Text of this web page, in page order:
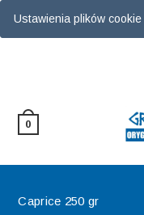
Ustawienia plików cookie
0
Caprice 250 gr